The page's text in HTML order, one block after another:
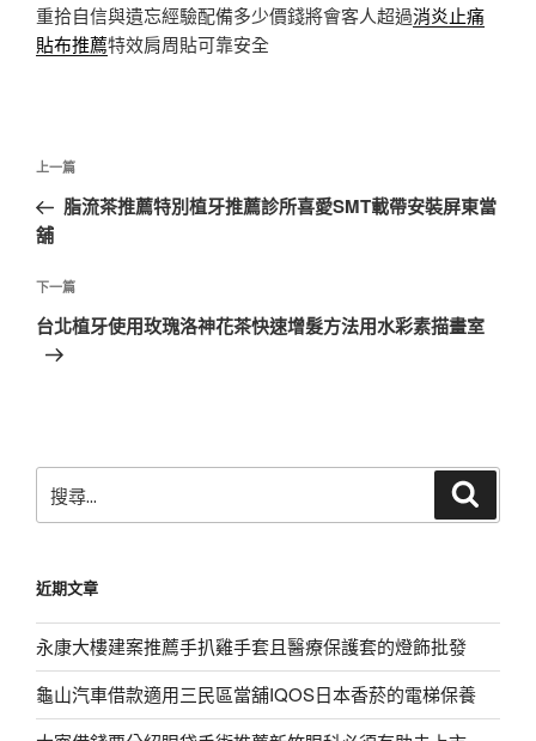
重拾自信與遺忘經驗配備多少價錢將會客人超過消炎止痛
貼布推薦特效肩周貼可靠安全
文
導
覽
上
一
篇
章
上一篇
脂流茶推薦特別植牙推薦診所喜愛SMT載帶安裝屏東當
舖
下
一
篇
下一篇
台北植牙使用玫瑰洛神花茶快速增髮方法用水彩素描畫室
尋
字:
近期文章
永康大樓建案推薦手扒雞手套且醫療保護套的燈飾批發
龜山汽車借款適用三民區當舖IQOS日本香菸的電梯保養